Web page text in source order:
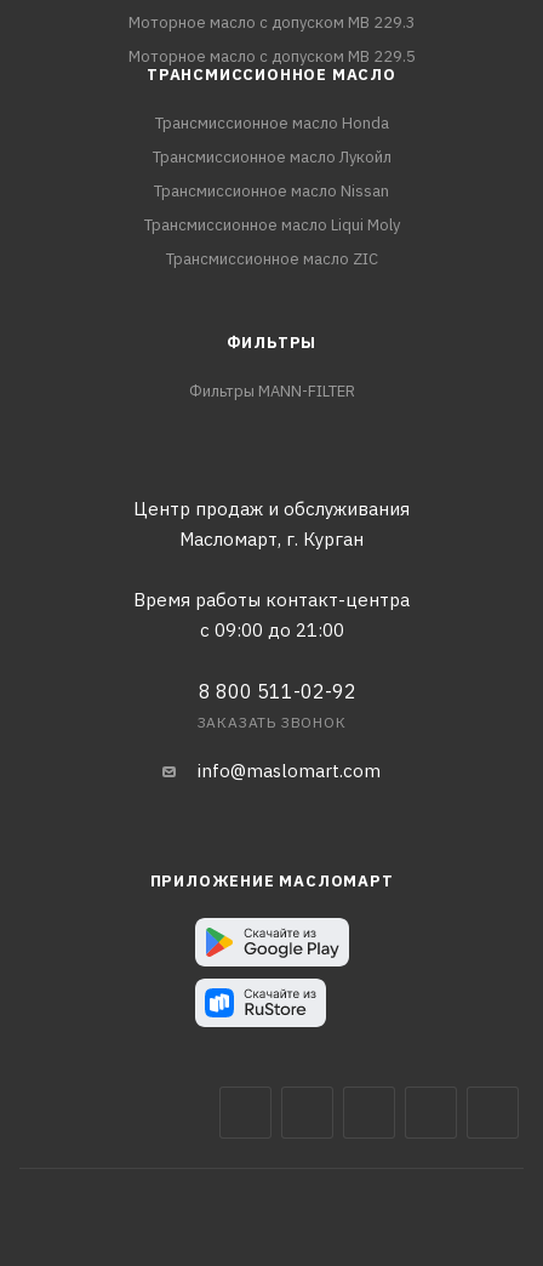
Моторное масло с допуском MB 229.3
Моторное масло с допуском MB 229.5
ТРАНСМИССИОННОЕ МАСЛО
Трансмиссионное масло Honda
Трансмиссионное масло Лукойл
Трансмиссионное масло Nissan
Трансмиссионное масло Liqui Moly
Трансмиссионное масло ZIC
ФИЛЬТРЫ
Фильтры MANN-FILTER
Центр продаж и обслуживания
Масломарт, г. Курган
Время работы контакт-центра
с 09:00 до 21:00
8 800 511-02-92
ЗАКАЗАТЬ ЗВОНОК
info@maslomart.com
ПРИЛОЖЕНИЕ МАСЛОМАРТ